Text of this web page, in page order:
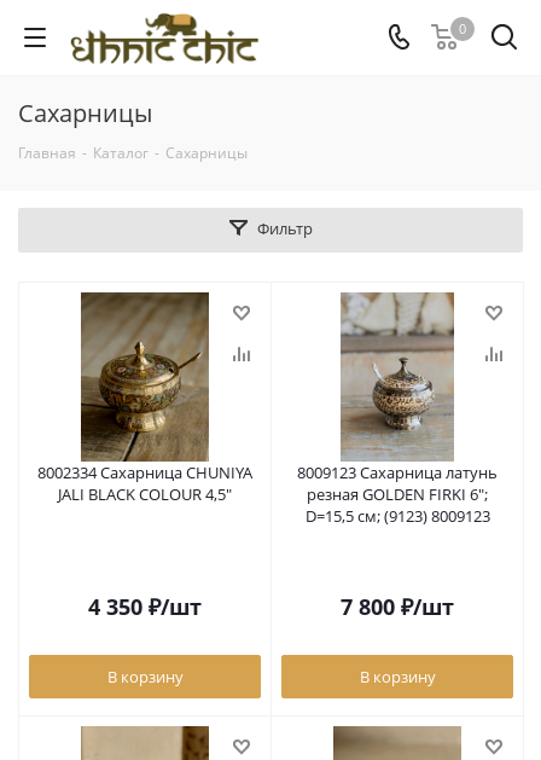
0
Сахарницы
Главная - Каталог - Сахарницы
Фильтр
8002334 Сахарница CHUNIYA
JALI BLACK COLOUR 4,5"
4 350 ₽/шт
В корзину
8009123 Сахарница латунь
резная GOLDEN FIRKI 6";
D=15,5 см; (9123) 8009123
7 800 ₽/шт
В корзину